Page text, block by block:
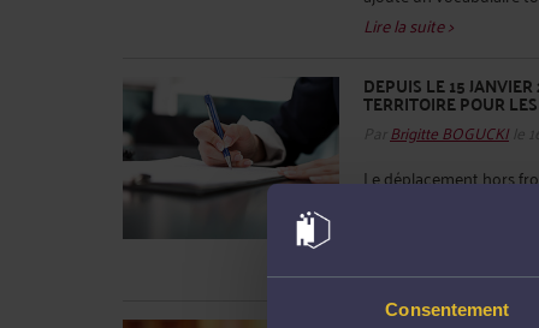
Consentement
Lire la suite >
DEPUIS LE 15
TERRITOIRE POUR
Par Brigitte BOGUCKI le
Le déplacement hors